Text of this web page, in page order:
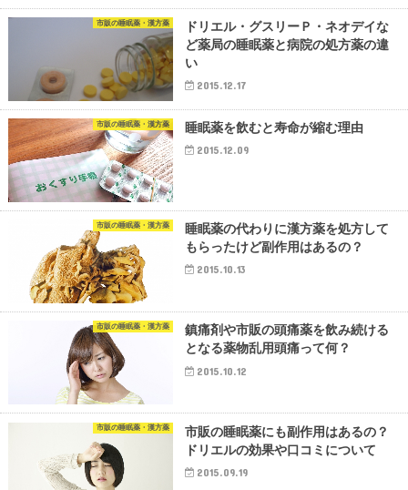
市販の睡眠薬・漢方薬
ドリエル・グスリーＰ・ネオデイな
ど薬局の睡眠薬と病院の処方薬の違
い
2015.12.17
市販の睡眠薬・漢方薬 睡眠薬を飲むと寿命が縮む理由
2015.12.09
市販の睡眠薬・漢方薬
睡眠薬の代わりに漢方薬を処方して
もらったけど副作用はあるの？
2015.10.13
市販の睡眠薬・漢方薬
鎮痛剤や市販の頭痛薬を飲み続ける
となる薬物乱用頭痛って何？
2015.10.12
市販の睡眠薬・漢方薬
市販の睡眠薬にも副作用はあるの？
ドリエルの効果や口コミについて
2015.09.19